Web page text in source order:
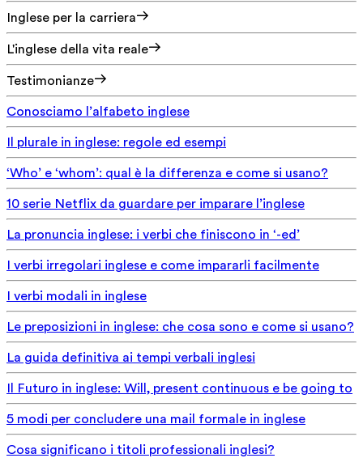
Inglese per la carriera
L'inglese della vita reale
Testimonianze
Conosciamo l’alfabeto inglese
Il plurale in inglese: regole ed esempi
‘Who’ e ‘whom’: qual è la differenza e come si usano?
10 serie Netflix da guardare per imparare l’inglese
La pronuncia inglese: i verbi che finiscono in ‘-ed’
I verbi irregolari inglese e come impararli facilmente
I verbi modali in inglese
Le preposizioni in inglese: che cosa sono e come si usano?
La guida definitiva ai tempi verbali inglesi
Il Futuro in inglese: Will, present continuous e be going to
5 modi per concludere una mail formale in inglese
Cosa significano i titoli professionali inglesi?